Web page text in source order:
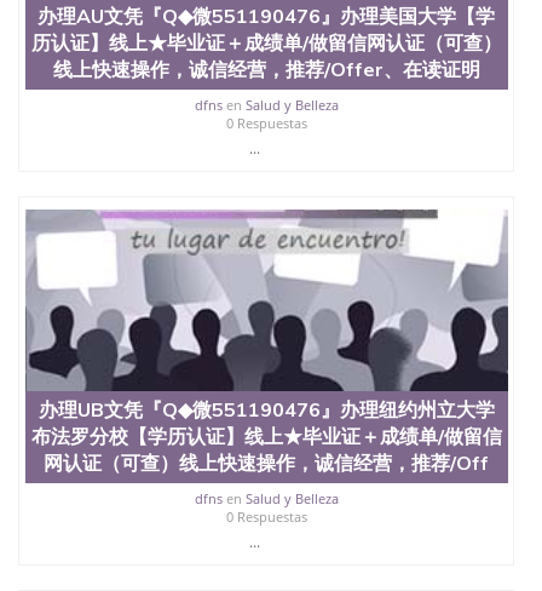
科、金融专业 1、客户提供相关材料，确定客户办理
信息，给出操作方案； 2、补充毕业证成绩单等相关
材料； 3、留服注册申请账号，付定金； 4、预约递
交时间，公司人员陪同客户本人一起去留服递交材
料； 5、等待结果，完成结果书留服直接邮寄给客户
6、客户确认收到结果，付余款。 我们对海外大学及
学院的毕业证成绩单所使用的材料，尺寸大小，防伪
镭射，紫外荧光，温感，复印防伪）都有原版本文凭
对照。质量得到了广大海外客户群体的认可，同时和
海外学校留学中介， 同时能做到与时俱进，及时掌握
各大院校的（毕业证，成绩单，资格证，学生卡，结
业证，录取通知书，在读证明等相关材料）的版本更
新信息， 能够在时间掌握的海外学历文凭的样版，尺
寸大小，纸张材质，防伪技术等等，并在时间收集到
原版实物，以求达到客户的需求。 我们的优势： 我
们在保证合理定价的同时，坚持较高性价比，通过品
质和效率不断优化，为您倾情诠释什么是高性价比。
咨询顾问：Sam q/微信:551190476 Q/微
信:551190476办理毕业证成绩单、教育部认证,录取通
知书，雅思，留学回国证明.
办理AU文凭『Q◆微551190476』办理美国大学【学
历认证】线上★毕业证＋成绩单/做留信网认证（可查）
线上快速操作，诚信经营，推荐/Offer、在读证明
dfnsen Salud y Belleza
0 Respuestas
...
办理UB文凭『Q◆微551190476』办理纽约州立大学
布法罗分校【学历认证】线上★毕业证＋成绩单/做留信
网认证（可查）线上快速操作，诚信经营，推荐/Off
dfnsen Salud y Belleza
0 Respuestas
...